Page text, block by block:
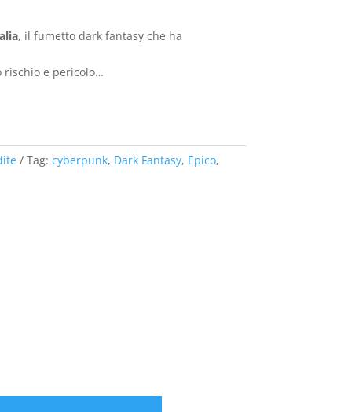
, il fumetto dark fantasy che ha
rischio e pericolo…
Tag: cyberpunk, Dark Fantasy, Epico,